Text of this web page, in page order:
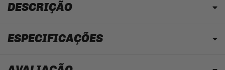
DESCRIÇÃO
ESPECIFICAÇÕES